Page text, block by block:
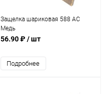
Защелка шариковая 588 AC
Медь
56.90 ₽/ шт
Подробнее